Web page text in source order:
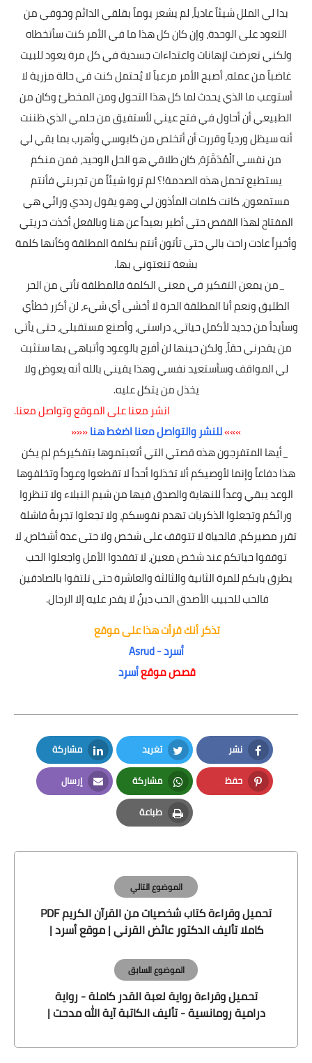
بدا لي الملل شيئاً عادياً، لم يشعر يوماً بقلقي الدائم وخوفي من
التعود على الوحدة، وإن كان كل هذا ما في الأمر كنت سأتخطاه
ولكني تعرضت لإهانات واعتداءات جسدية في كل مرة يعود للبيت
غاضباً من عمله، أصبح الأمر مرعباً لا يُحتمل كنت في حالة مزرية لا
أستوعب ما الذي يحدث لما كل هذا التحول ومن المخطئ وكان من
الطبيعي أن أحاول في فتح عيني لأستفيق من حلمي الذي ظننت
أنه سيظل وردياً وقررت أن أتخلص من كابوسي وأهرب بما بقي لي
من نفسي اَلْمُدَمَّرَة، كان طلاقي هو الحل الوحيد، فمن منكم
يستطيع تحمل هذه الصدمة!؟ لم تروا شيئاً من تجربتي فأنتم
مستمعون، كانت كلمات المأذون لي وهو يقول رددي ورائي هي
المفتاح لهذا القفص حتى أطير بعيداً عن هنا وبالفعل أخذت حريتي
وأخيراً عادت راحت بالي حتى تأتون أنتم بكلمة المطلقة وكأنها كلمة
بشعة تنعتوني بها.
_من يمعن التفكير في معنى الكلمة فالمطلقة تأتي من الحر
الطليق ونعم أنا المطلقة الحرة لا أخشى أي شيء، لن أكرر خطأي
وسأبدأ من جديد لأكمل حياتي، دراستي، وأصنع مستقبلي، حتى يأتي
من يقدرني حقاً، ولكن حينها لن أفرح بالوعود وأتباهى بها ستثبت
لي المواقف وسأستعيد نفسي وهذا يقيني بالله أنه يعوض ولا
يخذل من يتكل عليه.
انشر معنا على الموقع وتواصل معنا.
»»»للنشر والتواصل معنا اضغط هنا«««
_أيها المتفرجون هذه قصتي التي أتعبتموها بتفكيركم لم يكن
هذا دفاعاً وإنما لأوصيكم ألا تخذلوا أحداً لا تقطعوا وعوداً وتخلفوها
الوعد يبقي وعداً للنهاية والصدق فيها من شيم النبلاء ولا تنظروا
ورائكم وتجعلوا الذكريات تهدم نفوسكم، ولا تجعلوا تجربةً فاشلة
تقرر مصيركم، فالحياة لا تتوقف على شخص ولا حتى عدة أشخاص، لا
توقفوا حياتكم عند شخص معين، لا تفقدوا الأمل واجعلوا الحب
يطرق بابكم للمرة الثانية والثالثة والعاشرة حتى تلتقوا بالصادقين
فالحب للحبيب الأصدق الحب دينٌ لا يقدر عليه إلا الرجال.
تذكر أنك قرأت هذا على موقع
أسرد - Asrud
قصص موقعأسرد
نشر
Facebook
تغريد
Twitter
مشاركة
LinkedIn
حفظ
Pinterest
مشاركة
Whatsapp
إرسال
Email
طباعة
Print
الموضوع التالي
تحميل وقراءة كتاب شخصيات من القرآن الكريم PDF
كاملا تأليف الدكتور عائض القرني | موقع أسرد |
الموضوع السابق
تحميل وقراءة رواية لعبة القدر كاملة - رواية
درامية رومانسية - تأليف الكاتبة آية الله مدحت |